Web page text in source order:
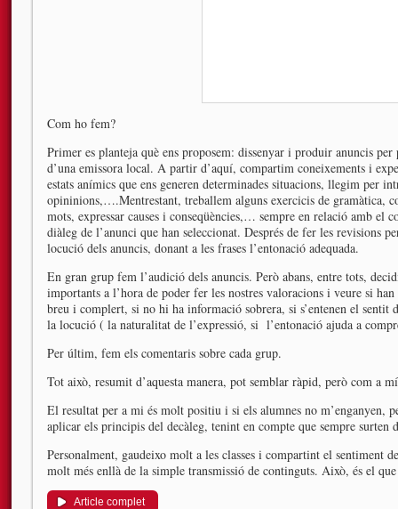
Com ho fem?
Primer es planteja què ens proposem: dissenyar i produir anuncis
d’una emissora local. A partir d’aquí, compartim coneixements i
estats anímics que ens generen determinades situacions, llegim per
opininions,….Mentrestant, treballem alguns exercicis de gramàtica,
mots, expressar causes i conseqüències,… sempre en relació amb el
diàleg de l’anunci que han seleccionat. Després de fer les revisions
locució dels anuncis, donant a les frases l’entonació adequada.
En gran grup fem l’audició dels anuncis. Però abans, entre tots,
importants a l’hora de poder fer les nostres valoracions i veure si
breu i complert, si no hi ha informació sobrera, si s’entenen el
la locució ( la naturalitat de l’expressió, si l’entonació ajuda a
Per últim, fem els comentaris sobre cada grup.
Tot això, resumit d’aquesta manera, pot semblar ràpid, però com a
El resultat per a mi és molt positiu i si els alumnes no m’enganyen,
aplicar els principis del decàleg, tenint en compte que sempre surten
Personalment, gaudeixo molt a les classes i compartint el sentiment
molt més enllà de la simple transmissió de continguts. Això, és el
Article complet